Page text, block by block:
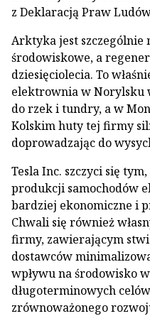
z Deklaracją Praw
Arktyka jest szczególnie
środowiskowe, a
dziesięciolecia. To
elektrownia w Norylsku
do rzek i tundry, a w
Kolskim huty tej firmy
doprowadzając do
Tesla Inc. szczyci się
produkcji samochodów
bardziej ekonomiczne i
Chwali się również
firmy, zawierającym
dostawców
wpływu na środowisko
długoterminowych
zrównoważonego